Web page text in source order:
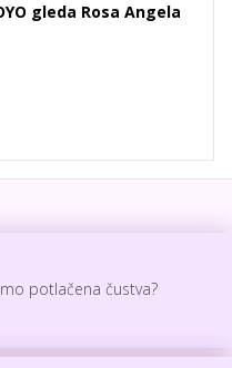
gleda Rosa Angela
potlačena čustva?